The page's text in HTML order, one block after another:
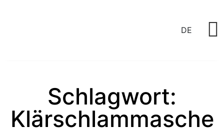
DE
Schlagwort:
Klärschlammasche